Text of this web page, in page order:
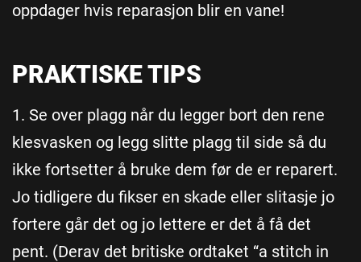
oppdager hvis reparasjon blir en vane!
PRAKTISKE TIPS
1. Se over plagg når du legger bort den rene
klesvasken og legg slitte plagg til side så du
ikke fortsetter å bruke dem før de er reparert.
Jo tidligere du fikser en skade eller slitasje jo
fortere går det og jo lettere er det å få det
pent. (Derav det britiske ordtaket “a stitch in